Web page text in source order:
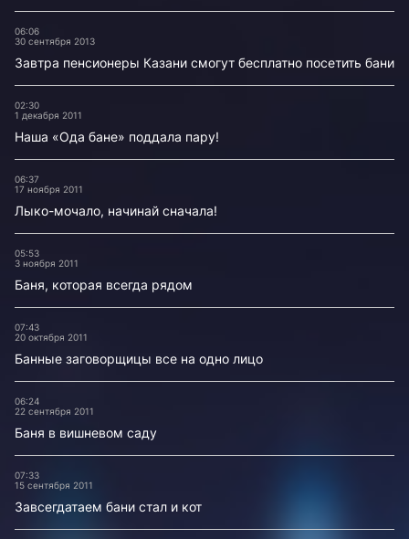
06:06
30 сентября 2013
Завтра пенсионеры Казани смогут бесплатно посетить бани
02:30
1 декабря 2011
Наша «Ода бане» поддала пару!
06:37
17 ноября 2011
Лыко-мочало, начинай сначала!
05:53
3 ноября 2011
Баня, которая всегда рядом
07:43
20 октября 2011
Банные заговорщицы все на одно лицо
06:24
22 сентября 2011
Баня в вишневом саду
07:33
15 сентября 2011
Завсегдатаем бани стал и кот